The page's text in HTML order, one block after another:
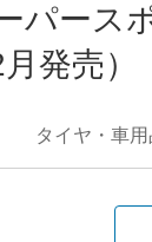
パース
発売）
タイヤ・ 車用